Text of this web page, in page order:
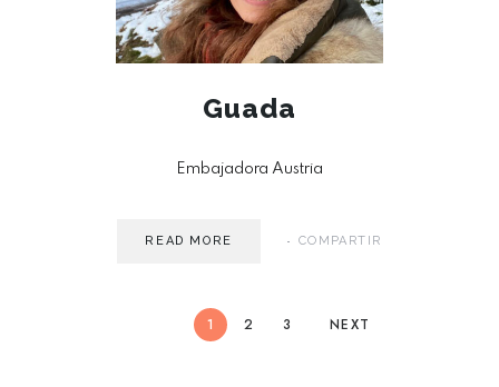
Guada
Embajadora Austria
READ MORE COMPARTIR
1 2 3 NEXT